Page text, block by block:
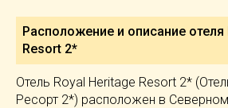
Расположение и описание отеля
Resort 2*
Отель Royal Heritage Resort 2*
Ресорт 2*) расположен в